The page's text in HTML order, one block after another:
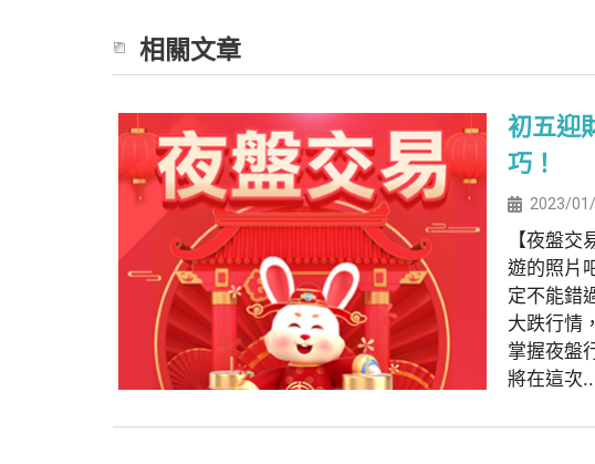
相關文章
初五迎
巧！
2023/
【夜盤
遊的照片
定不能錯
大跌行情
掌握夜盤
將在這次